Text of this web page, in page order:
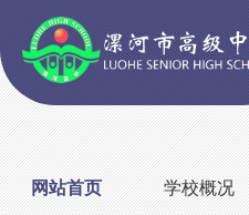
网站首页 学校概况